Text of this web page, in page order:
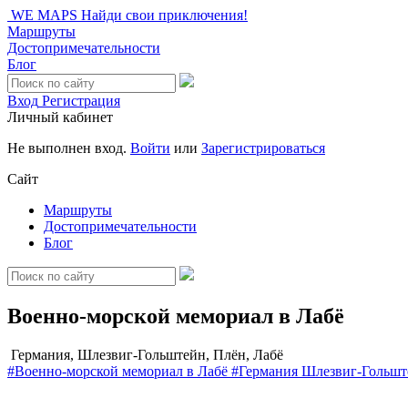
WE MAPS Найди свои приключения!
Маршруты
Достопримечательности
Блог
Вход Регистрация
Личный кабинет
Не выполнен вход. Войти или Зарегистрироваться
Сайт
Маршруты
Достопримечательности
Блог
Военно-морской мемориал в Лабё
Германия, Шлезвиг-Гольштейн, Плён, Лабё
#Военно-морской мемориал в Лабё #Германия Шлезвиг-